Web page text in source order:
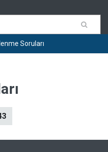
Soruları